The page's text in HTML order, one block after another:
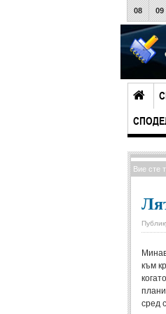
08 09
Вие сте
към
сред